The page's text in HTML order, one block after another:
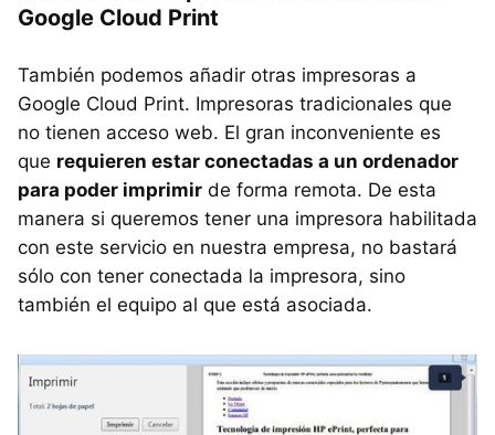
Google Cloud Print
También podemos añadir otras impresoras a
Google Cloud Print. Impresoras tradicionales que
no tienen acceso web. El gran inconveniente es
que requieren estar conectadas a un ordenador
para poder imprimir de forma remota. De esta
manera si queremos tener una impresora habilitada
con este servicio en nuestra empresa, no bastará
sólo con tener conectada la impresora, sino
también el equipo al que está asociada.